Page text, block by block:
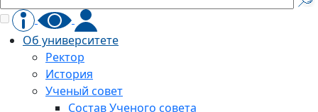
Об университете
Ректор
История
Ученый совет
Состав Ученого совета